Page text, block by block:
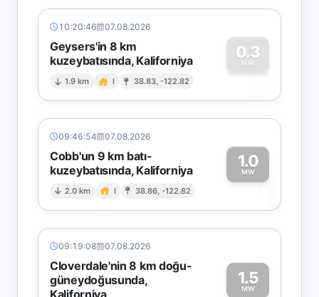
10:20:46 07.08.2026
Geysers'in 8 km
kuzeybatısında, Kaliforniya
1.9 km I 38.83, -122.82
0.3
MW
0
09:46:54 07.08.2026
Cobb'un 9 km batı-
kuzeybatısında, Kaliforniya
2.0 km I 38.86, -122.82
1.0
MW1
09:19:08 07.08.2026
Cloverdale'nin 8 km doğu-
güneydoğusunda,
Kaliforniya
1.5
MW